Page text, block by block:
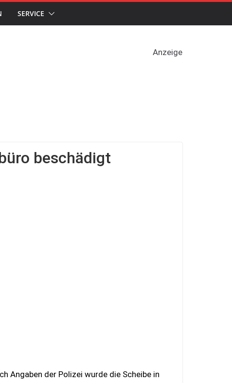
Anzeige
SERVICE
beschädigt
Angaben der Polizei wurde die Scheibe in